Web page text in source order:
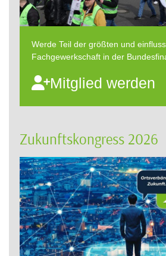
Werde Teil der größten und
Fachgewerkschaft in der
Mitglied werden
Zukunftskongress 2026